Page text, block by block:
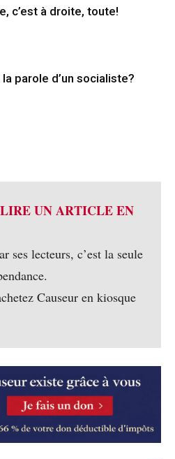
c’est à droite, toute!
la parole d’un socialiste?
UN ARTICLE EN
ses lecteurs, c’est la seule
Causeur en kiosque